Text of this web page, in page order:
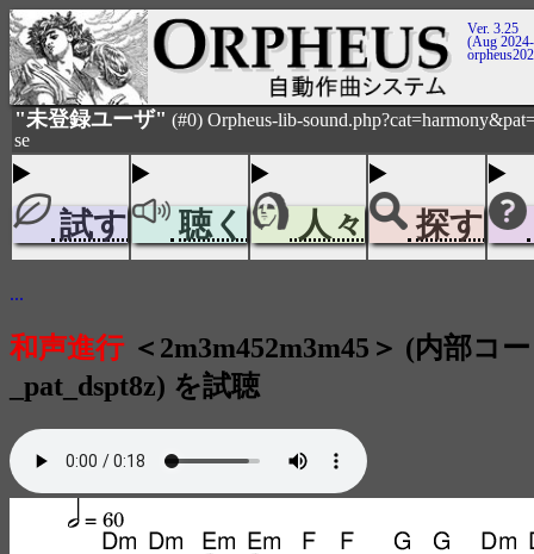
Ver. 3.25
(Aug
"未登録ユーザ" (#0) Orpheus-lib-
se
試す 聴く 人々 探す
...
和声進行＜2m3m452m3m45＞ (内部コ
_pat_dspt8z) を試聴